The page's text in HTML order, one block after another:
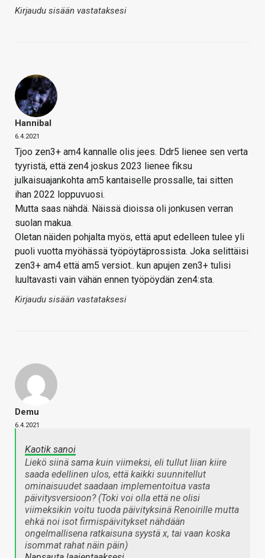
Kirjaudu sisään vastataksesi
Hannibal
6.4.2021
Tjoo zen3+ am4 kannalle olis jees. Ddr5 lienee sen verta
tyyristä, että zen4 joskus 2023 lienee fiksu
julkaisuajankohta am5 kantaiselle prossalle, tai sitten
ihan 2022 loppuvuosi.
Mutta saas nähdä. Näissä dioissa oli jonkusen verran
suolan makua.
Oletan näiden pohjalta myös, että aput edelleen tulee yli
puoli vuotta myöhässä työpöytäprossista. Joka selittäisi
zen3+ am4 että am5 versiot.. kun apujen zen3+ tulisi
luultavasti vain vähän ennen työpöydän zen4:sta.
Kirjaudu sisään vastataksesi
Demu
6.4.2021
Kaotik sanoi
Liekö siinä sama kuin viimeksi, eli tullut liian kiire
saada edellinen ulos, että kaikki suunnitellut
ominaisuudet saadaan implementoitua vasta
päivitysversioon? (Toki voi olla että ne olisi
viimeksikin voitu tuoda päivityksinä Renoirille mutta
ehkä noi isot firmispäivitykset nähdään
ongelmallisena ratkaisuna syystä x, tai vaan koska
isommat rahat näin päin)